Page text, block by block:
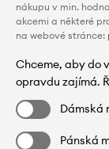
nákupu v min.
akcemi a některé
na webové stránce:
Chceme, aby do
opravdu zajímá.
Dámská
Pánská